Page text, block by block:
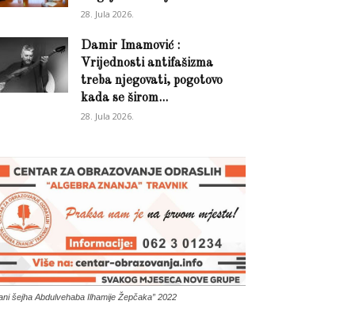
28. Jula 2026.
Damir Imamović :
Vrijednosti antifašizma
treba njegovati, pogotovo
kada se širom...
28. Jula 2026.
šejha Abdulvehaba Ilhamije Žepčaka” 2022